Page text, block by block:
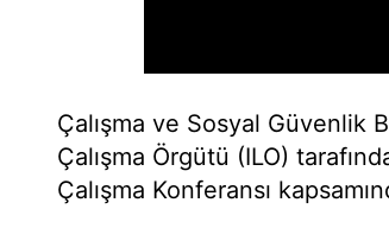
Çalışma ve Sosyal Güvenlik
Çalışma Örgütü (ILO)
Çalışma Konferansı